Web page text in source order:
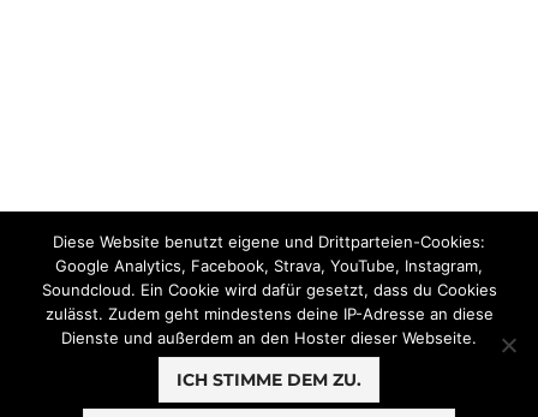
Diese Website benutzt eigene und Drittparteien-Cookies:
Google Analytics, Facebook, Strava, YouTube, Instagram,
Soundcloud. Ein Cookie wird dafür gesetzt, dass du Cookies
zulässt. Zudem geht mindestens deine IP-Adresse an diese
Dienste und außerdem an den Hoster dieser Webseite.
ICH STIMME DEM ZU.